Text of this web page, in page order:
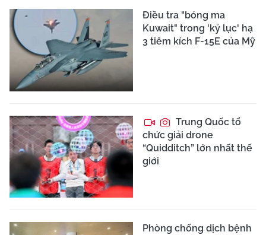
Điều tra "bóng ma
Kuwait" trong 'kỷ lục' hạ
3 tiêm kích F-15E của Mỹ
Trung Quốc tổ
chức giải drone
“Quidditch” lớn nhất thế
giới
Phòng chống dịch bệnh